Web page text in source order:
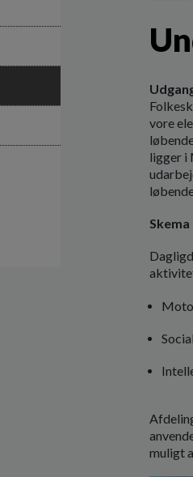
vore
ligger i
muligt